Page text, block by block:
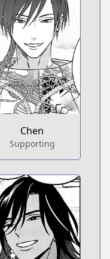
Chen
Supporting